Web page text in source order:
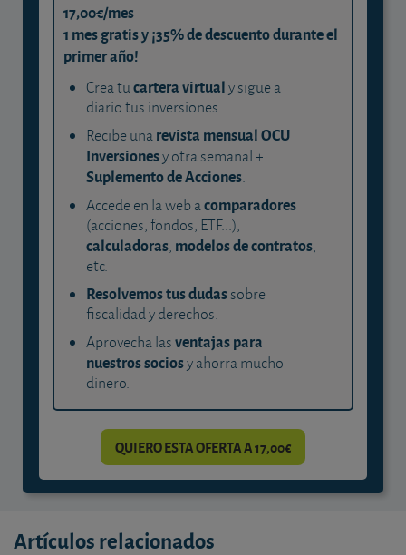
17,00€/mes
1 mes gratis y ¡35% de descuento durante el
primer año!
Crea tucartera virtualy sigue a
diario tus inversiones.
Recibe unarevista mensual OCU
Inversionesy otra semanal +
Suplemento de Acciones.
Accede en la web acomparadores
(acciones, fondos, ETF...),
calculadoras, modelos de contratos,
etc.
Resolvemos tus dudassobre
fiscalidad y derechos.
Aprovecha lasventajas para
nuestros sociosy ahorra mucho
dinero.
QUIERO ESTA OFERTA A 17,00€
Artículos relacionados